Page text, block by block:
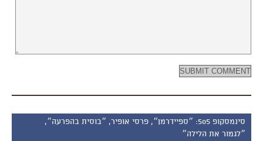
סינמסקופ 505: ״ספיידרמן״, פרסי אופיר, ״בוסית בהפרעה״,
״לגמור את הלילה״